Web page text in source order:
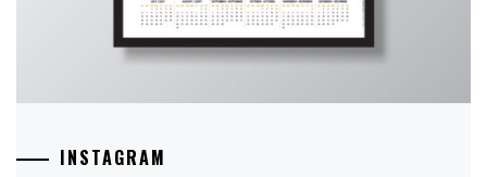
INSTAGRAM